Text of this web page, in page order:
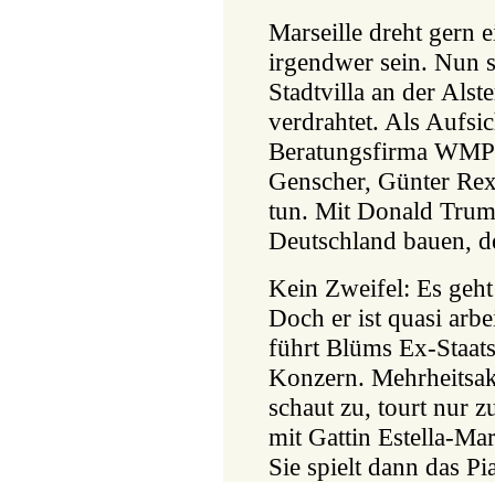
Marseille dreht gern
irgendwer sein. Nun
Stadtvilla an der
verdrahtet. Als
Beratungsfirma
Genscher, Günter
tun. Mit Donald
Deutschland bauen,
Kein Zweifel: Es
Doch er ist quasi
führt Blüms Ex-
Konzern.
schaut zu, tourt nur
mit Gattin Estella-
Sie spielt dann das